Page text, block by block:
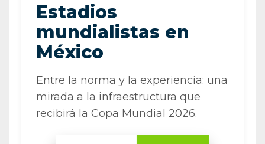
Estadios
mundialistas en
México
Entre la norma y la experiencia: una
mirada a la infraestructura que
recibirá la Copa Mundial 2026.